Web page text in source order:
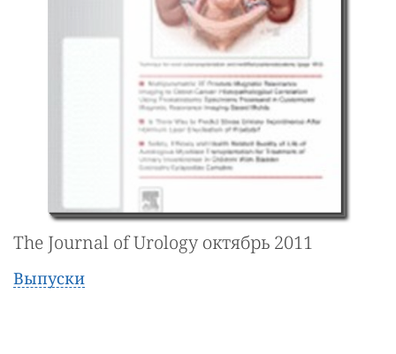
The Journal of Urology октябрь 2011
Выпуски